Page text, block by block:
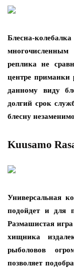
Блесна-
реплика не
центре приманки
данному виду
долгий срок
блесну
Kuusamo
Универсальная
подойдет и для
Размашистая
хищника
рыболовов
позволяет